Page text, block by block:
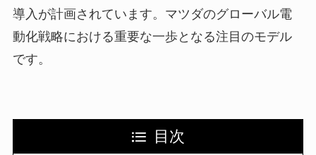
導入が計画されています。マツダのグローバル電
動化戦略における重要な一歩となる注目のモデル
です。
目次